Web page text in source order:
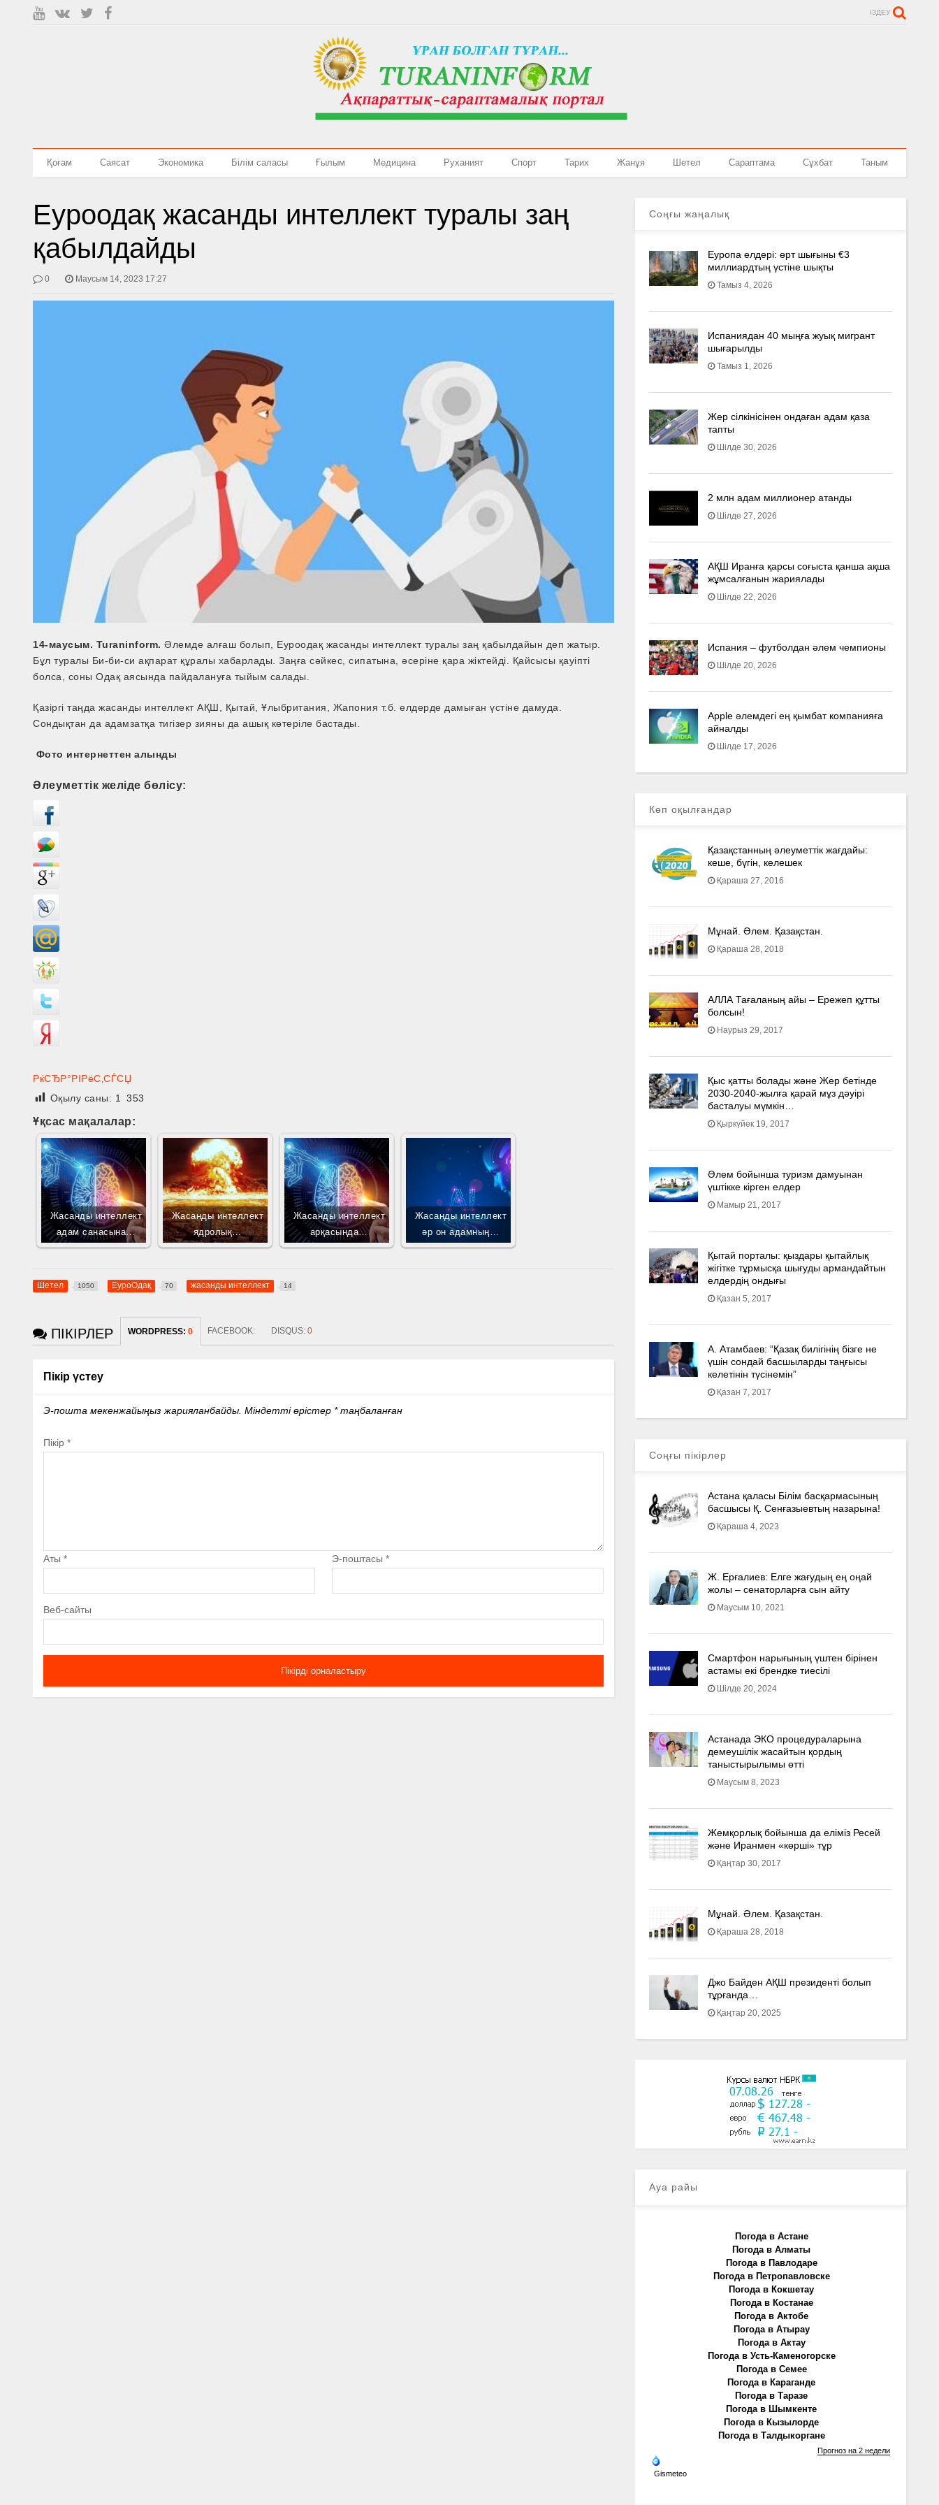
ІЗДЕУ
Қоғам Саясат Экономика Білім саласы Ғылым Медицина Руханият Спорт Тарих Жанұя Шетел Сараптама Сұхбат Таным
Еуроодақ жасанды интеллект туралы заң
қабылдайды
0 Маусым 14, 2023 17:27
14-маусым. Turaninform. Әлемде алғаш болып, Еуроодақ жасанды интеллект туралы заң қабылдайын деп жатыр.
Бұл туралы Би-би-си ақпарат құралы хабарлады. Заңға сәйкес, сипатына, әсеріне қара жіктейді. Қайсысы қауіпті
болса, соны Одақ аясында пайдалануға тыйым салады.
Қазіргі таңда жасанды интеллект АҚШ, Қытай, Ұлыбритания, Жапония т.б. елдерде дамыған үстіне дамуда.
Сондықтан да адамзатқа тигізер зияны да ашық көтеріле бастады.
Фото интернеттен алынды
Әлеуметтік желіде бөлісу:
РќСЂР°РІРёС‚СЃСЏ
Оқылу саны: 1 353
Ұқсас мақалалар:
Жасанды интеллект
адам санасына…
Жасанды интеллект
ядролық…
Жасанды интеллект
арқасында…
Жасанды интеллект
әр он адамның…
Шетел 1050 ЕуроОдақ 70 жасанды интеллект 14
ПІКІРЛЕР WORDPRESS:0 FACEBOOK: DISQUS:0
Пікір үстеу
Э-пошта мекенжайыңыз жарияланбайды.Міндетті өрістер *таңбаланған
Пікір*
Аты* Э-поштасы*
Веб-сайты
Соңғы жаңалық
Еуропа елдері: өрт шығыны €3
миллиардтың үстіне шықты
Тамыз 4, 2026
Испаниядан 40 мыңға жуық мигрант
шығарылды
Тамыз 1, 2026
Жер сілкінісінен ондаған адам қаза
тапты
Шілде 30, 2026
2 млн адам миллионер атанды
Шілде 27, 2026
АҚШ Иранға қарсы соғыста қанша ақша
жұмсалғанын жариялады
Шілде 22, 2026
Испания – футболдан әлем чемпионы
Шілде 20, 2026
Apple әлемдегі ең қымбат компанияға
айналды
Шілде 17, 2026
Көп оқылғандар
Қазақстанның әлеуметтік жағдайы:
кеше, бүгін, келешек
Қараша 27, 2016
Мұнай. Әлем. Қазақстан.
Қараша 28, 2018
АЛЛА Тағаланың айы – Ережеп құтты
болсын!
Наурыз 29, 2017
Қыс қатты болады және Жер бетінде
2030-2040­-жылға қарай мұз дәуірі
басталуы мүмкін…
Қыркүйек 19, 2017
Әлем бойынша туризм дамуынан
үштікке кірген елдер
Мамыр 21, 2017
Қытай порталы: қыздары қытайлық
жігітке тұрмысқа шығуды армандайтын
елдердің ондығы
Қазан 5, 2017
А. Атамбаев: “Қазақ билігінің бізге не
үшін сондай басшыларды таңғысы
келетінін түсінемін”
Қазан 7, 2017
Соңғы пікірлер
Астана қаласы Білім басқармасының
басшысы Қ. Сенғазыевтың назарына!
Қараша 4, 2023
Ж. Ерғалиев: Елге жағудың ең оңай
жолы – сенаторларға сын айту
Маусым 10, 2021
Смартфон нарығының үштен бірінен
астамы екі брендке тиесілі
Шілде 20, 2024
Астанада ЭКО процедураларына
демеушілік жасайтын қордың
таныстырылымы өтті
Маусым 8, 2023
Жемқорлық бойынша да еліміз Ресей
және Иранмен «көрші» тұр
Қаңтар 30, 2017
Мұнай. Әлем. Қазақстан.
Қараша 28, 2018
Джо Байден АҚШ президенті болып
тұрғанда…
Қаңтар 20, 2025
Ауа райы
Погода в Астане
Погода в Алматы
Погода в Павлодаре
Погода в Петропавловске
Погода в Кокшетау
Погода в Костанае
Погода в Актобе
Погода в Атырау
Погода в Актау
Погода в Усть-Каменогорске
Погода в Семее
Погода в Караганде
Погода в Таразе
Погода в Шымкенте
Погода в Кызылорде
Погода в Талдыкоргане
Gismeteo
Прогноз на 2 недели